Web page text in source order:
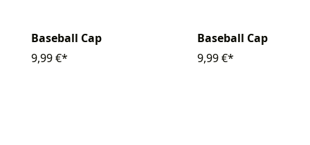
Baseball Cap
9,99 €*
Baseball Cap
9,99 €*